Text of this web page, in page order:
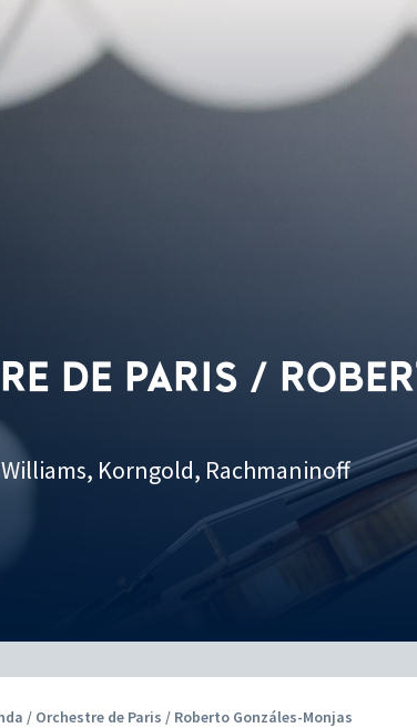
DE PARIS /
Korngold, Rachmaninoff
sélectionnée:
sélectionnée:
/ Orchestre de Paris / Roberto Gonzáles-Monjas